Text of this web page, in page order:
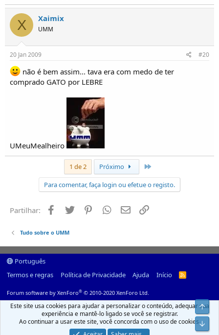
X Xaimix
UMM
20 Jan 2009 #20
não é bem assim... tava era com medo de ter
comprado GATO por LEBRE
UMeuMealheiro
1 de 2 Próximo
Para comentar, faça login ou efetue o registo.
Partilhar: Facebook
Twitter PinterestWhatsapp
Email
Tudo sobre o UMM
Português
Termos e regras
Política de Privacidade Ajuda Início
R
Forum software by XenForo® © 2010-2020 XenForo Ltd.
Este site usa cookies para ajudar a personalizar o conteúdo, adequar sua
experiência e mantê-lo ligado se você se registrar.
Ao continuar a usar este site, você concorda com o uso de cookies.
Top